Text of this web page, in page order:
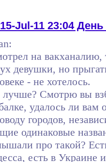
Jul-11 23:04 День
на
девушки, но
- не хотелось.
Смотрю вы
удалось ли вам
городов,
одинаковые
про такой?
есть в Украине